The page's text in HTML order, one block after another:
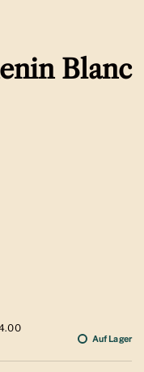
Blanc
Auf Lager